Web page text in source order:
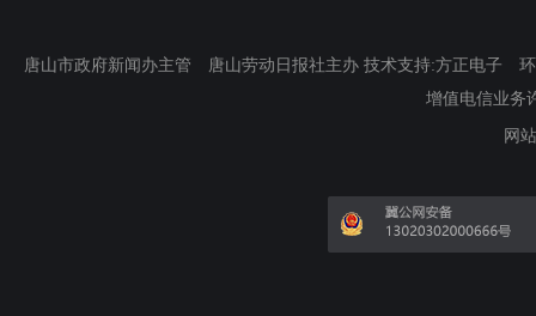
唐山市政府新闻办主管 唐山劳动日报社主办 技术支持:方正电子
增值电信业务
网